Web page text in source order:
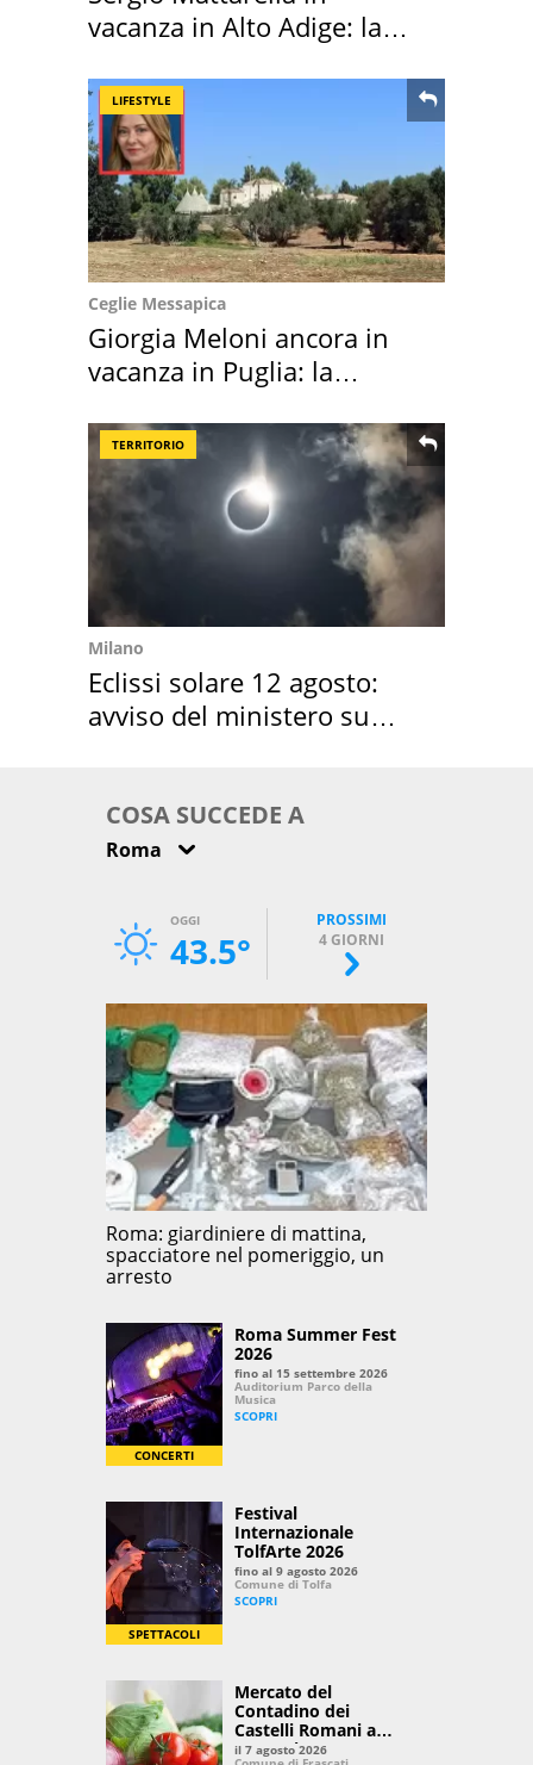
vacanza in Alto Adige: la
LIFESTYLE
Ceglie Messapica
Giorgia Meloni ancora in
vacanza in Puglia: la
TERRITORIO
Milano
Eclissi solare 12 agosto:
avviso del ministero su